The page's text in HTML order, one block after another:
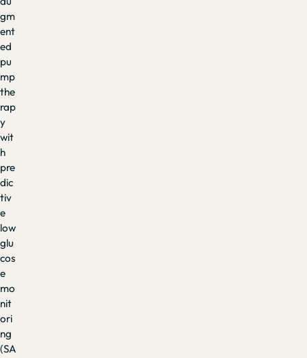
gm
ent
ed
pu
mp
the
rap
y
wit
h
pre
dic
tiv
e
low
glu
cos
e
mo
nit
ori
ng
(SA